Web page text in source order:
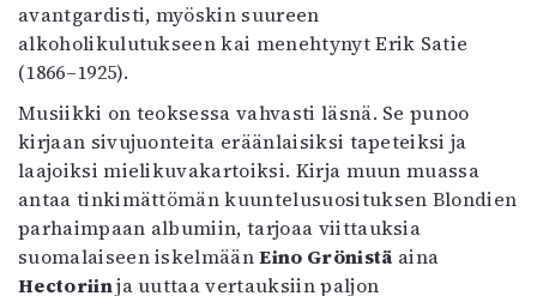
6/2025
5/2025 saame
Lehtiarkisto
Info
Tilaus ja irtonumerot
Yhteistyössä
Toimitus
avantgardisti, myöskin suureen
alkoholikulutukseen kai menehtynyt Erik Satie
(1866–1925).
Musiikki on teoksessa vahvasti läsnä. Se punoo
kirjaan sivujuonteita eräänlaisiksi tapeteiksi ja
laajoiksi mielikuvakartoiksi. Kirja muun muassa
antaa tinkimättömän kuuntelusuosituksen Blondien
parhaimpaan albumiin, tarjoaa viittauksia
suomalaiseen iskelmäänEino Grönistä aina
Hectoriinja uuttaa vertauksiin paljon